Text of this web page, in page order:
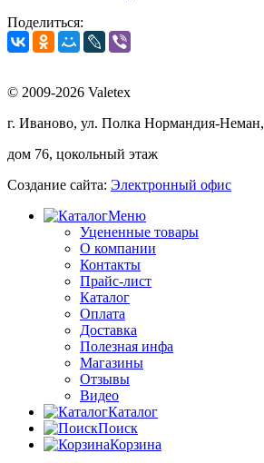
Поделиться:
© 2009-2026 Valetex
г. Иваново, ул. Полка Нормандия-Неман,
дом 76, цокольный этаж
Создание сайта: Электронный офис
Меню
Уцененные товары
О компании
Контакты
Прайс-лист
Каталог
Оплата
Доставка
Полезная инфа
Магазины
Отзывы
Видео
Каталог
Поиск
Корзина